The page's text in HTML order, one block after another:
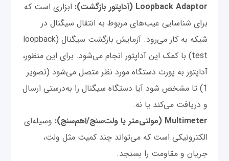
Loopback Adaptor (آداپتور بازگشت):
ابزاری است که
برای شناسایی عیب‌های مربوط به انتقال سیگنال در
شبکه به کار می‌رود. آزمایش بازگشت سیگنال (loopback
test) با کمک این آداپتور انجام می‌شود. برای این منظور،
آداپتور به پورت دستگاه مورد نظر متصل می‌شود (تصویر
1) تا مشخص شود آیا دستگاه سیگنال را به‌درستی ارسال
و دریافت می‌کند یا نه.
Multimeter (مولتی‌متر یا ولت‌سنج/اهم‌سنج):
وسیله‌ای
الکترونیکی است که می‌تواند چند کمیت مثل ولت،
جریان و مقاومت را بسنجد.